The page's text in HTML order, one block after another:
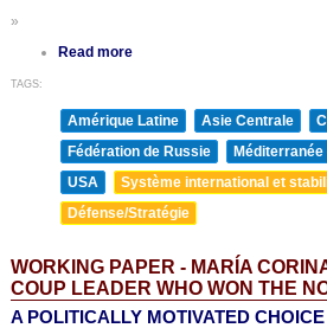
»
Read more
TAGS:
Amérique Latine Asie Centrale
Fédération de Russie
Méditerranée
USA
Système international et
Défense/Stratégie
WORKING PAPER - MARÍA
COUP LEADER WHO WON THE
A POLITICALLY MOTIVATED CHOICE